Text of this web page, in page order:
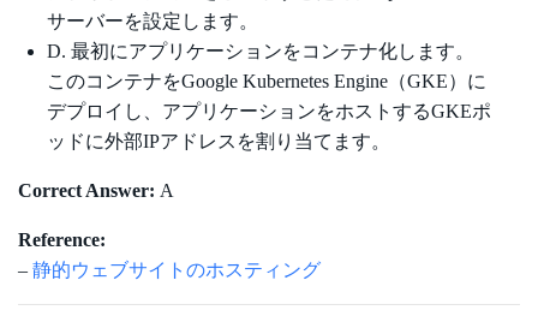
サーバーを設定します。
D. 最初にアプリケーションをコンテナ化します。
このコンテナをGoogle Kubernetes Engine（GKE）に
デプロイし、アプリケーションをホストするGKEポ
ッドに外部IPアドレスを割り当てます。
Correct Answer: A
Reference:
– 静的ウェブサイトのホスティング